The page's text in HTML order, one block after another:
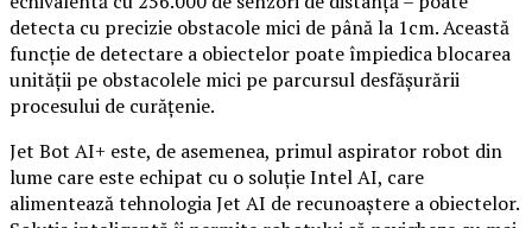
detecta cu precizie obstacole mici de până la 1cm. Această
funcție de detectare a obiectelor poate împiedica blocarea
unității pe obstacolele mici pe parcursul desfășurării
procesului de curățenie.
Jet Bot AI+ este, de asemenea, primul aspirator robot din
lume care este echipat cu o soluție Intel AI, care
alimentează tehnologia Jet AI de recunoaștere a obiectelor.